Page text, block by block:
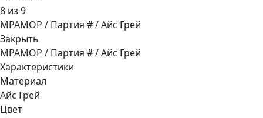
8 из 9
МРАМОР / Партия # / Айс Грей
Закрыть
МРАМОР / Партия # / Айс Грей
Характеристики
Материал
Айс Грей
Цвет